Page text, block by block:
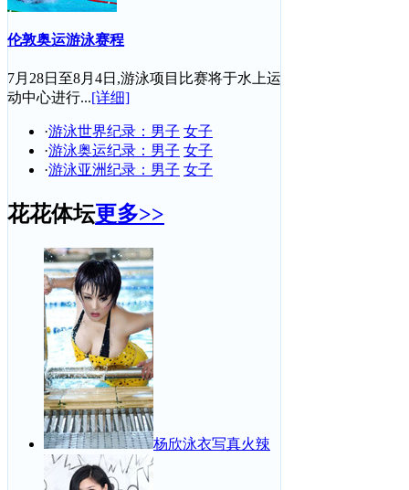
伦敦奥运游泳赛程
7月28日至8月4日,游泳项目比赛将于水上运
动中心进行...[详细]
·游泳世界纪录：男子 女子
·游泳奥运纪录：男子 女子
·游泳亚洲纪录：男子 女子
花花体坛更多>>
杨欣泳衣写真火辣